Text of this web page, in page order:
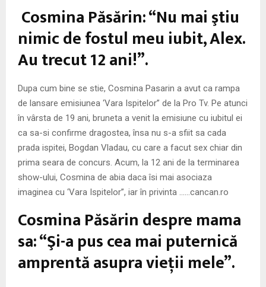
N
U
Cosmina Păsărin: “Nu mai ştiu
nimic de fostul meu iubit, Alex.
Au trecut 12 ani!”.
Dupa cum bine se stie, Cosmina Pasarin a avut ca rampa
de lansare emisiunea ‘Vara Ispitelor” de la Pro Tv. Pe atunci
în vârsta de 19 ani, bruneta a venit la emisiune cu iubitul ei
ca sa-si confirme dragostea, însa nu s-a sfiit sa cada
prada ispitei, Bogdan Vladau, cu care a facut sex chiar din
prima seara de concurs. Acum, la 12 ani de la terminarea
show-ului, Cosmina de abia daca îsi mai asociaza
imaginea cu ‘Vara Ispitelor”, iar în privinta ……cancan.ro
Cosmina Păsărin despre mama
sa: “Şi-a pus cea mai puternică
amprentă asupra vieţii mele”.